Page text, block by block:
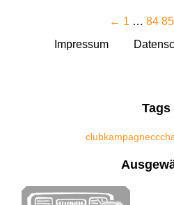
← 1 … 84 85
Impressum
Tags
clubkampagneccc